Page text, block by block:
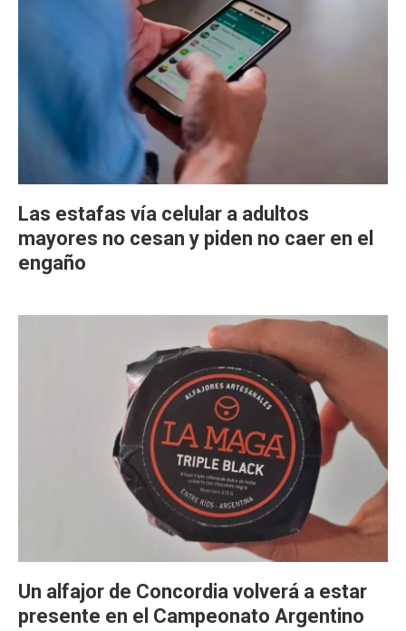
Las estafas vía celular a adultos
mayores no cesan y piden no caer en el
engaño
Un alfajor de Concordia volverá a estar
presente en el Campeonato Argentino